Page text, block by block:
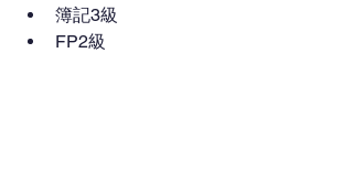
簿記3級
FP2級